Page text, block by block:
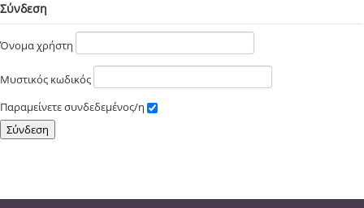
Σύνδεση
Όνομα χρήστη
Μυστικός κωδικός
Παραμείνετε συνδεδεμένος/η